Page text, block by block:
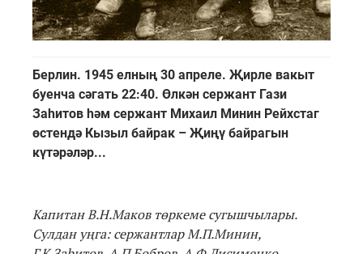
Берлин. 1945 елның 30 апреле. Җирле вакыт
буенча сәгать 22:40. Өлкән сержант Гази
Заһитов һәм сержант Михаил Минин Рейхстаг
өстендә Кызыл байрак – Җиңү байрагын
күтәрәләр...
Капитан В.Н.Маков төркеме сугышчылары.
Сулдан уңга: сержантлар М.П.Минин,